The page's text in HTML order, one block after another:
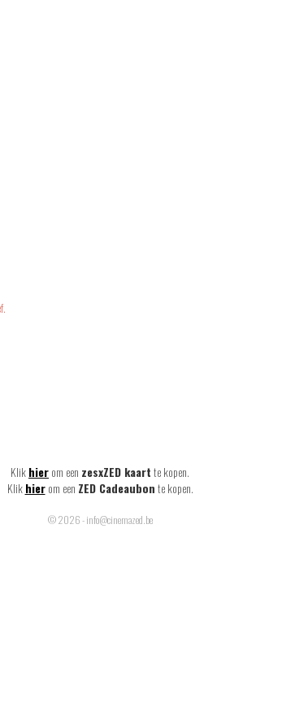
Klikhierom een zesxZED kaartte kopen.
Klik hier om een ZED Cadeaubonte kopen.
© 2026 - info@cinemazed.be